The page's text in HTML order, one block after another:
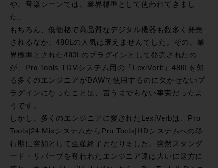
や、音楽シーンでは、業界標準として使われてきまし
た。
もちろん、低価格で高品質なデジタル機器も数多く発売
されるなか、480Lの人気は衰えませんでした。その、業
界標準とされた480Lのプラグインとして発売されたの
が、Pro Tools TDMシステム用の「LexiVerb」480Lを知
る多くのエンジニアがDAWで使用するのに欠かせないプ
ラグインになったことは、言うまでもない事実だったよ
うです。
しかし、多くのエンジニアに愛されたLexiVerbは、Pro
Tools|24 MixシステムからPro Tools|HDシステムへの移
行期に突如として生産終了となりました。突然スタンダ
ード・リバーブを奪われたエンジニア達は大いに途方に